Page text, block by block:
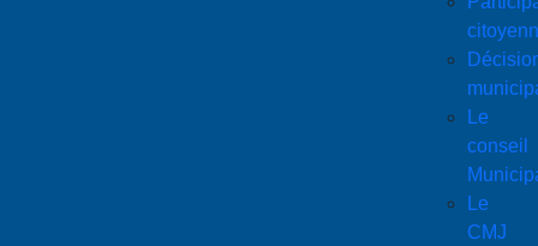
Le
conseil
Le
CMJ